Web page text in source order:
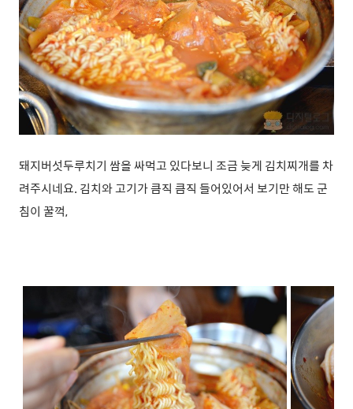
돼지버섯두루치기 쌈을 싸먹고 있다보니 조금 늦게 김치찌개를 차
려주시네요. 김치와 고기가 큼직 큼직 들어있어서 보기만 해도 군
침이 꿀꺽,